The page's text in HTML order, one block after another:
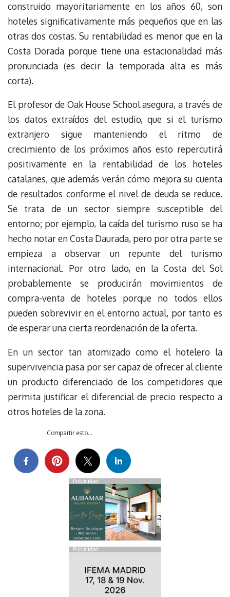
construido mayoritariamente en los años 60, son
hoteles significativamente más pequeños que en las
otras dos costas. Su rentabilidad es menor que en la
Costa Dorada porque tiene una estacionalidad más
pronunciada (es decir la temporada alta es más
corta).
El profesor de Oak House School asegura, a través de
los datos extraídos del estudio, que si el turismo
extranjero sigue manteniendo el ritmo de
crecimiento de los próximos años esto repercutirá
positivamente en la rentabilidad de los hoteles
catalanes, que además verán cómo mejora su cuenta
de resultados conforme el nivel de deuda se reduce.
Se trata de un sector siempre susceptible del
entorno; por ejemplo, la caída del turismo ruso se ha
hecho notar en Costa Daurada, pero por otra parte se
empieza a observar un repunte del turismo
internacional. Por otro lado, en la Costa del Sol
probablemente se producirán movimientos de
compra-venta de hoteles porque no todos ellos
pueden sobrevivir en el entorno actual, por tanto es
de esperar una cierta reordenación de la oferta.
En un sector tan atomizado como el hotelero la
supervivencia pasa por ser capaz de ofrecer al cliente
un producto diferenciado de los competidores que
permita justificar el diferencial de precio respecto a
otros hoteles de la zona.
Compartir esto...
Publicidad
Publicidad